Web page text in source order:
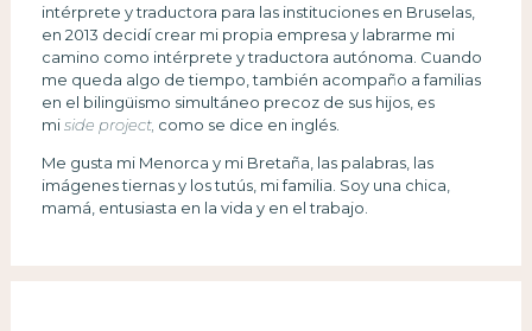
intérprete y traductora para las instituciones en Bruselas,
en 2013 decidí crear mi propia empresa y labrarme mi
camino como intérprete y traductora autónoma. Cuando
me queda algo de tiempo, también acompaño a familias
en el bilingüismo simultáneo precoz de sus hijos, es
mi side project, como se dice en inglés.
Me gusta mi Menorca y mi Bretaña, las palabras, las
imágenes tiernas y los tutús, mi familia. Soy una chica,
mamá, entusiasta en la vida y en el trabajo.